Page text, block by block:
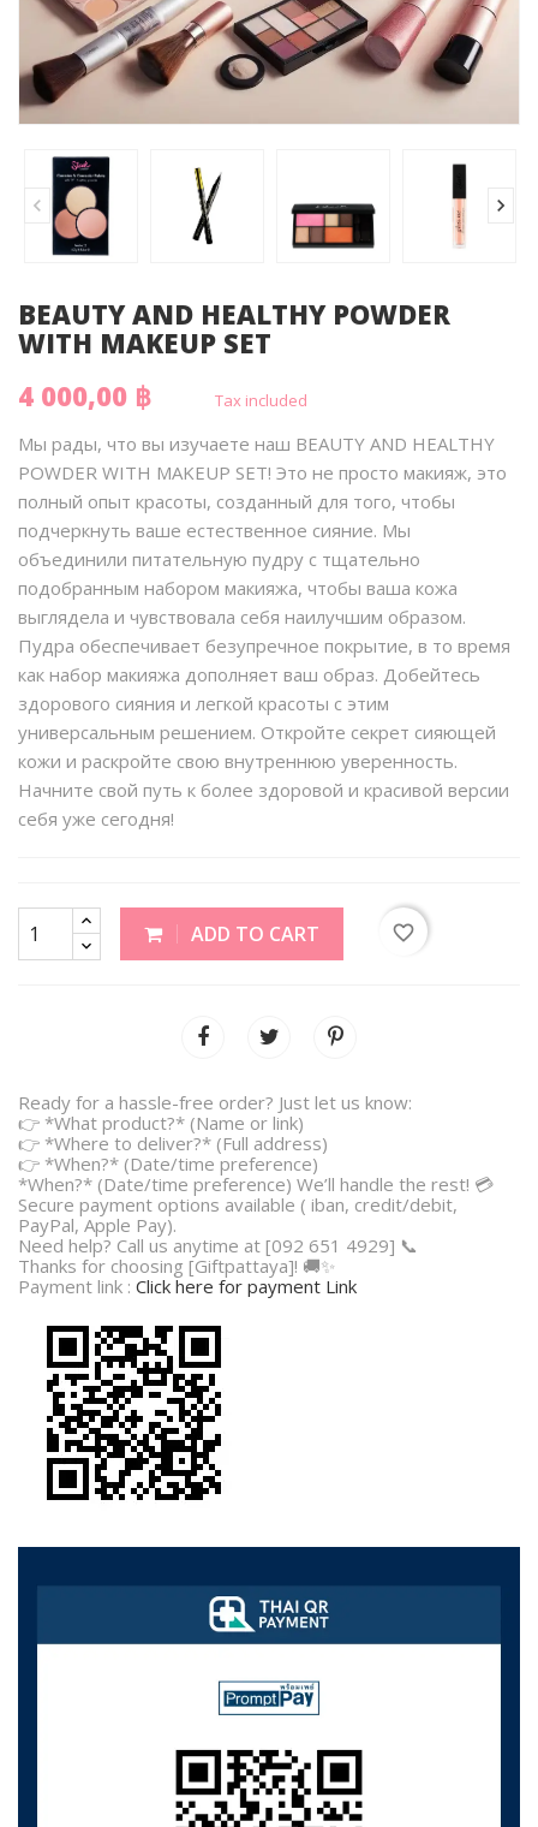
BEAUTY AND HEALTHY POWDER
WITH MAKEUP SET
4 000,00 ฿
Tax included
Мы рады, что вы изучаете наш BEAUTY AND HEALTHY
POWDER WITH MAKEUP SET! Это не просто макияж, это
полный опыт красоты, созданный для того, чтобы
подчеркнуть ваше естественное сияние. Мы
объединили питательную пудру с тщательно
подобранным набором макияжа, чтобы ваша кожа
выглядела и чувствовала себя наилучшим образом.
Пудра обеспечивает безупречное покрытие, в то время
как набор макияжа дополняет ваш образ. Добейтесь
здорового сияния и легкой красоты с этим
универсальным решением. Откройте секрет сияющей
кожи и раскройте свою внутреннюю уверенность.
Начните свой путь к более здоровой и красивой версии
себя уже сегодня!
ADD TO CART favorite_border
Ready for a hassle-free order? Just let us know:
👉 *What product?* (Name or link)
👉 *Where to deliver?* (Full address)
👉 *When?* (Date/time preference)
*When?* (Date/time preference) We’ll handle the rest! 💳
Secure payment options available ( iban, credit/debit,
PayPal, Apple Pay).
Need help? Call us anytime at [092 651 4929] 📞
Thanks for choosing [Giftpattaya]! 🚚✨
Payment link : Click here for payment Link